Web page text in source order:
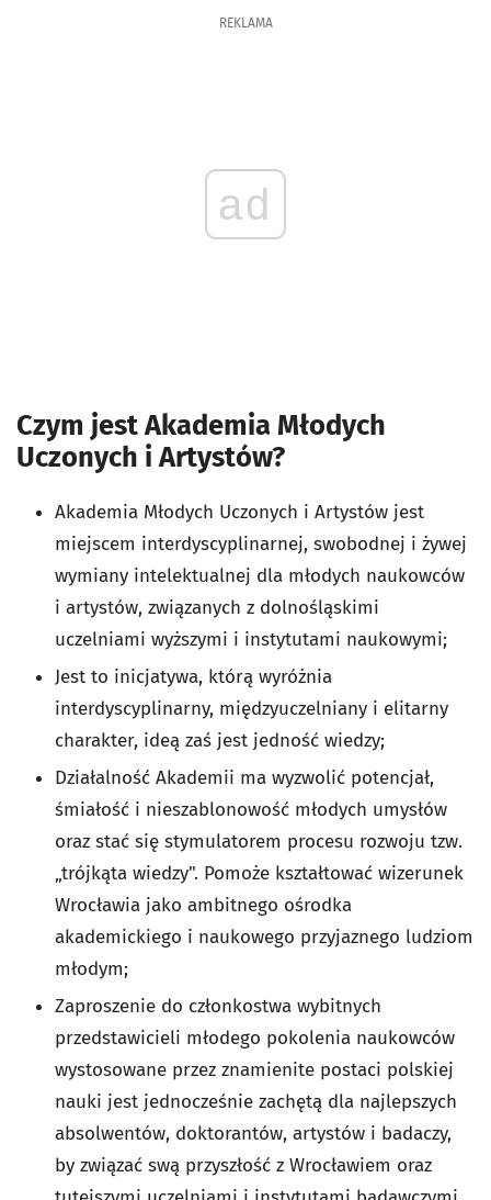
REKLAMA
ad
Czym jest Akademia Młodych
Uczonych i Artystów?
Akademia Młodych Uczonych i Artystów jest
miejscem interdyscyplinarnej, swobodnej i żywej
wymiany intelektualnej dla młodych naukowców
i artystów, związanych z dolnośląskimi
uczelniami wyższymi i instytutami naukowymi;
Jest to inicjatywa, którą wyróżnia
interdyscyplinarny, międzyuczelniany i elitarny
charakter, ideą zaś jest jedność wiedzy;
Działalność Akademii ma wyzwolić potencjał,
śmiałość i nieszablonowość młodych umysłów
oraz stać się stymulatorem procesu rozwoju tzw.
„trójkąta wiedzy". Pomoże kształtować wizerunek
Wrocławia jako ambitnego ośrodka
akademickiego i naukowego przyjaznego ludziom
młodym;
Zaproszenie do członkostwa wybitnych
przedstawicieli młodego pokolenia naukowców
wystosowane przez znamienite postaci polskiej
nauki jest jednocześnie zachętą dla najlepszych
absolwentów, doktorantów, artystów i badaczy,
by związać swą przyszłość z Wrocławiem oraz